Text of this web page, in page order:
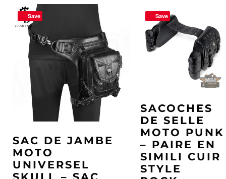
Save
SAC DE JAMBE
MOTO
UNIVERSEL
Save
SACOCHES
DE SELLE
MOTO PUNK
– PAIRE EN
SIMILI CUIR
STYLE